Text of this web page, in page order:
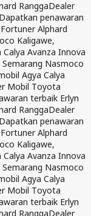
RanggaDealer
penawaran
Alphard
Kaligawe,
Avanza Innova
Nasmoco
Agya Calya
Mobil Toyota
terbaik Erlyn
RanggaDealer
penawaran
Alphard
Kaligawe,
Avanza Innova
Nasmoco
Agya Calya
Mobil Toyota
terbaik Erlyn
RanggaDealer